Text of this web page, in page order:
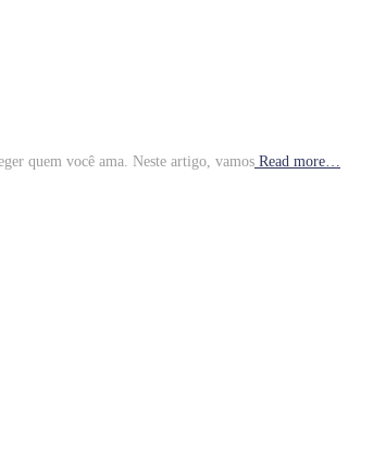
quem você ama. Neste artigo, vamos Read more…